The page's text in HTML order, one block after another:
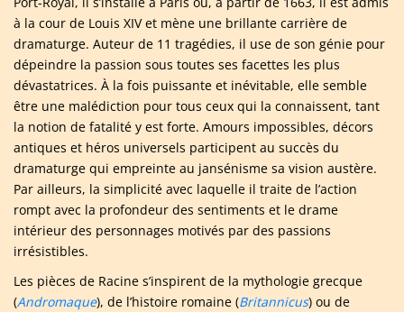
à la cour de Louis XIV et mène une brillante carrière de
dramaturge. Auteur de 11 tragédies, il use de son génie pour
dépeindre la passion sous toutes ses facettes les plus
dévastatrices. À la fois puissante et inévitable, elle semble
être une malédiction pour tous ceux qui la connaissent, tant
la notion de fatalité y est forte. Amours impossibles, décors
antiques et héros universels participent au succès du
dramaturge qui empreinte au jansénisme sa vision austère.
Par ailleurs, la simplicité avec laquelle il traite de l’action
rompt avec la profondeur des sentiments et le drame
intérieur des personnages motivés par des passions
irrésistibles.
Les pièces de Racine s’inspirent de la mythologie grecque
(Andromaque), de l’histoire romaine (Britannicus) ou de